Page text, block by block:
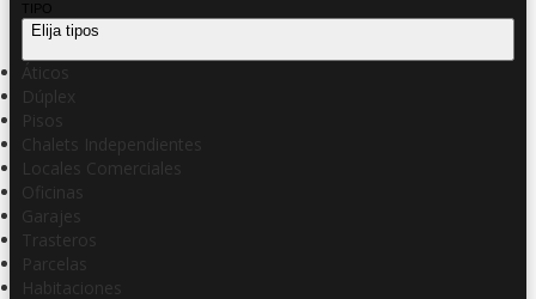
TIPO
Elija tipos
Áticos
Dúplex
Pisos
Chalets Independientes
Locales Comerciales
Oficinas
Garajes
Trasteros
Parcelas
Habitaciones